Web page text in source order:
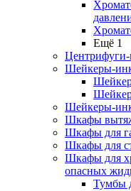
Ещё 1
Центрифуги-
Шейкеры-
Шейкеры-
Шкафы
Шкафы для
Шкафы для
Шкафы для
опасных
Тумбы